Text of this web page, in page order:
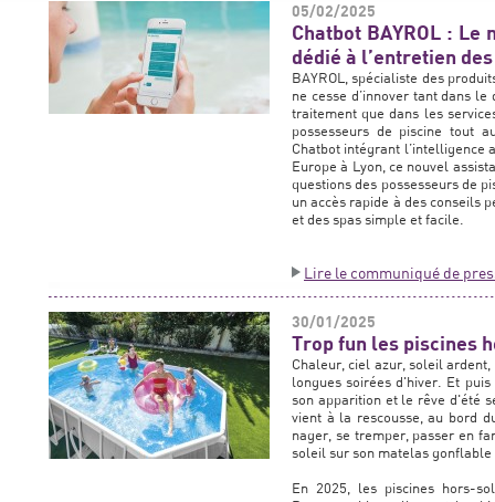
05/02/2025
Chatbot BAYROL :
dédié à l’entretien
BAYROL, spécialiste des
ne cesse d’innover tant dans
traitement que dans les
possesseurs de piscine tout
Chatbot intégrant l’intelligence
Europe à Lyon, ce nouvel
questions des possesseurs de
un accès rapide à des conseils
et des spas simple et facile.
Lire le communiqué de
30/01/2025
Trop fun les piscines
Chaleur, ciel azur, soleil
longues soirées d'hiver. Et
son apparition et le rêve d'été
vient à la rescousse, au bord
nager, se tremper, passer en
soleil sur son matelas
En 2025, les piscines hors-